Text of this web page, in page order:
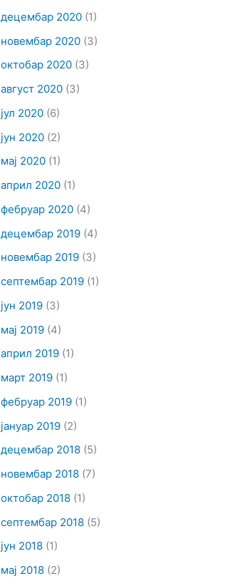
децембар 2020(1)
новембар 2020(3)
октобар 2020(3)
август 2020(3)
јул 2020(6)
јун 2020(2)
мај 2020(1)
април 2020(1)
фебруар 2020(4)
децембар 2019(4)
новембар 2019(3)
септембар 2019(1)
јун 2019(3)
мај 2019(4)
април 2019(1)
март 2019(1)
фебруар 2019(1)
јануар 2019(2)
децембар 2018(5)
новембар 2018(7)
октобар 2018(1)
септембар 2018(5)
јун 2018(1)
мај 2018(2)